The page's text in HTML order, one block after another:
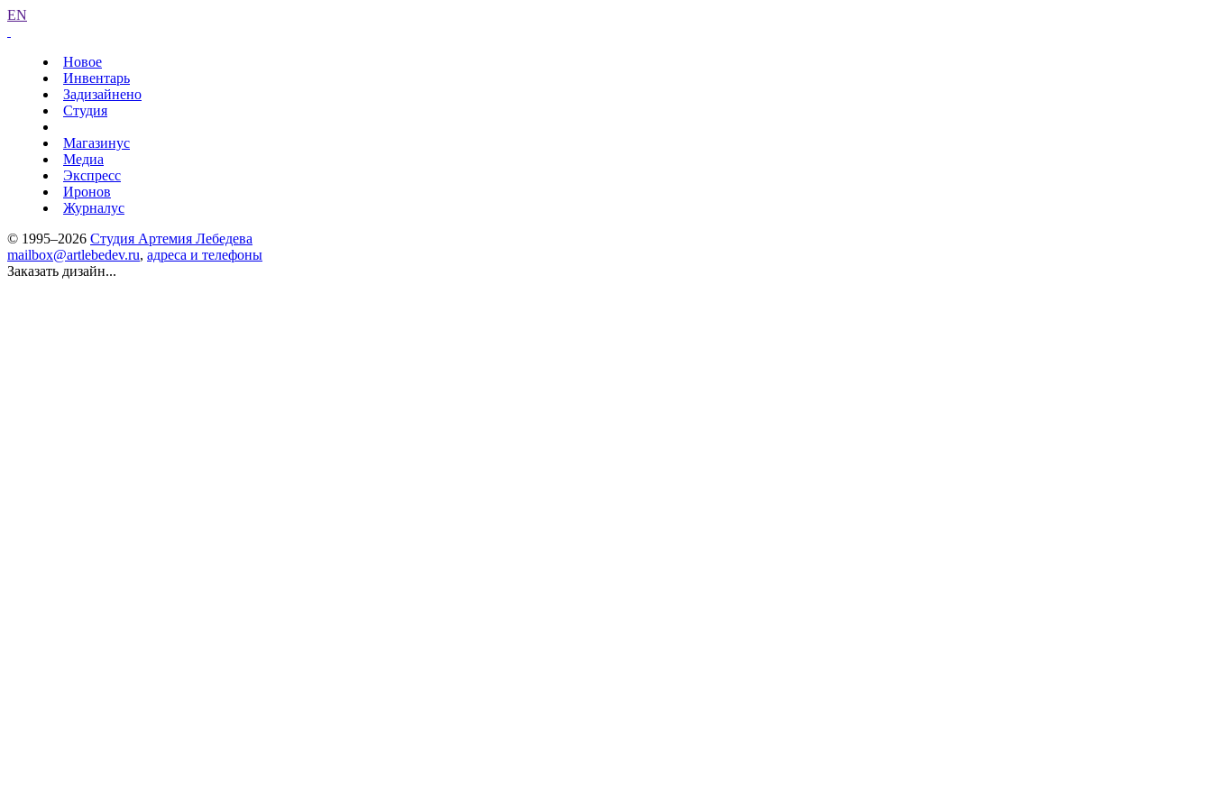
EN
Новое
Инвентарь
Задизайнено
Студия
Магазинус
Медиа
Экспресс
Иронов
Журналус
© 1995–2026 Студия Артемия Лебедева
mailbox@artlebedev.ru, адреса и телефоны
Заказать дизайн...